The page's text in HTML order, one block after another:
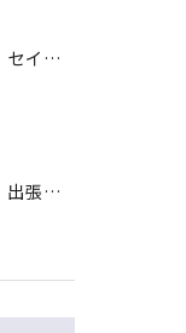
【入間市小谷田】セイコーの名機「キングセイコー（45KS）」をお買取！ベルトなし・文字盤のシミ・不動品も高価買取いたします
【入間市東藤沢】出張買取にて絶版プラモデル「フィアット500D」をお買取！暑い夏は涼しいご自宅で「無料出張買取」をご利用ください